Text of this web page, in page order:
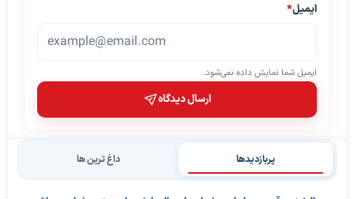
ایمیل*
ایمیل شما نمایش داده نمی‌شود.
ارسال دیدگاه
پربازدیدها داغ ترین ها